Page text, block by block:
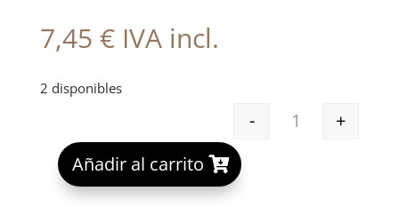
7,45 € IVA incl.
2 disponibles
VITIS
-
+
Añadir al carrito
A